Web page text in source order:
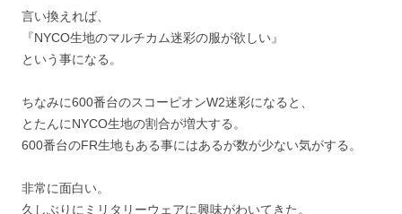
言い換えれば、
『NYCO生地のマルチカム迷彩の服が欲しい』
という事になる。
ちなみに600番台のスコーピオンW2迷彩になると、
とたんにNYCO生地の割合が増大する。
600番台のFR生地もある事にはあるが数が少ない気がする。
非常に面白い。
久しぶりにミリタリーウェアに興味がわいてきた。